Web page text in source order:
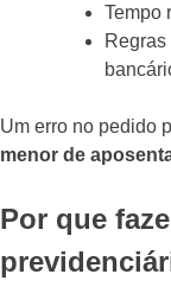
Tempo
Um erro no pedido
menor de
Por que